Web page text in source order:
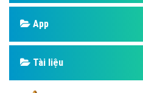
App
Tài liệu